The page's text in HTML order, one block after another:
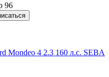
96
Mondeo 4 2.3 160 л.с. SEBA